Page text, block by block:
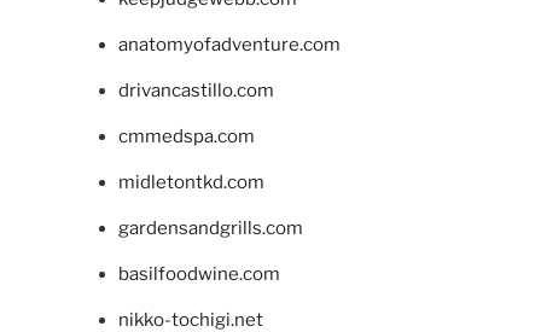
anatomyofadventure.com
drivancastillo.com
cmmedspa.com
midletontkd.com
gardensandgrills.com
basilfoodwine.com
nikko-tochigi.net